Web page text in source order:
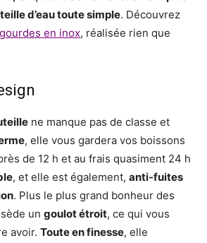
d’eau toute simple. Découvrez
gourdes en inox, réalisée rien que
ne manque pas de classe et
, elle vous gardera vos boissons
de 12 h et au frais quasiment 24 h
, et elle est également, anti-fuites
. Plus le plus grand bonheur des
un goulot étroit, ce qui vous
avoir. Toute en finesse, elle